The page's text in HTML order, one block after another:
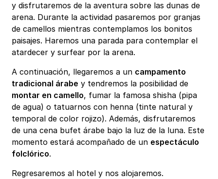
y disfrutaremos de la aventura sobre las dunas de
arena. Durante la actividad pasaremos por granjas
de camellos mientras contemplamos los bonitos
paisajes. Haremos una parada para contemplar el
atardecer y surfear por la arena.
A continuación, llegaremos a un campamento
tradicional árabe y tendremos la posibilidad de
montar en camello, fumar la famosa shisha (pipa
de agua) o tatuarnos con henna (tinte natural y
temporal de color rojizo). Además, disfrutaremos
de una cena bufet árabe bajo la luz de la luna. Este
momento estará acompañado de un espectáculo
folclórico.
Regresaremos al hotel y nos alojaremos.